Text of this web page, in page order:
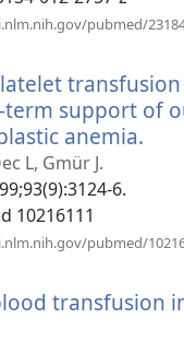
pubmed/
support of
anemia.
L, Gmür J.
6.
10216111
pubmed/
transfusion